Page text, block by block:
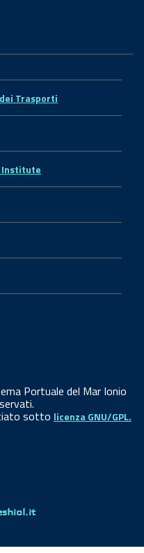
Trasporti
Institute
Portuale del Mar Ionio
sotto licenza GNU/GPL.